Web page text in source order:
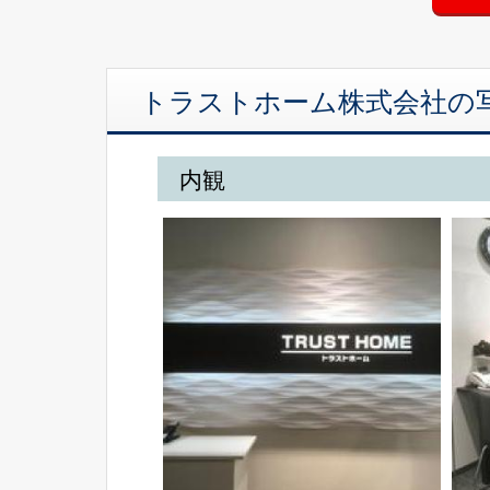
トラストホーム株式会社の
内観